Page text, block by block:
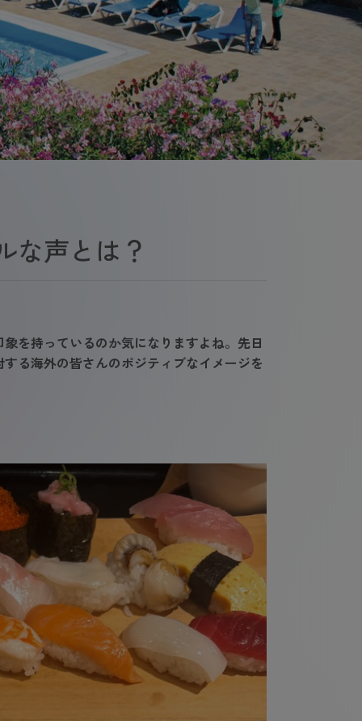
な声とは？
を持っているのか気になりますよね。先日
る海外の皆さんのポジティブなイメージを